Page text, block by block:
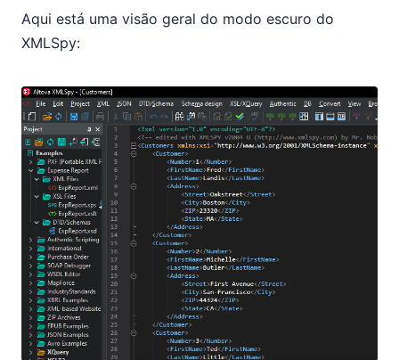
Aqui está uma visão geral do modo escuro do
XMLSpy: